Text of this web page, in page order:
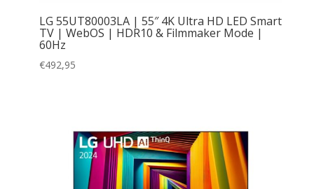
LG 55UT80003LA | 55″ 4K Ultra HD LED Smart
TV | WebOS | HDR10 & Filmmaker Mode |
60Hz
€492,95